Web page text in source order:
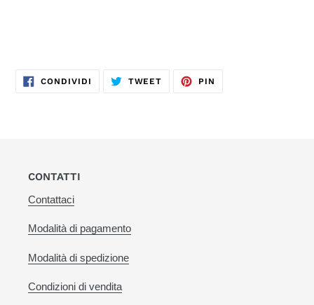
CONDIVIDI CONDIVIDITWEET TWITTA PIN
CONTATTI
Contattaci
Modalità di pagamento
Modalità di spedizione
Condizioni di vendita